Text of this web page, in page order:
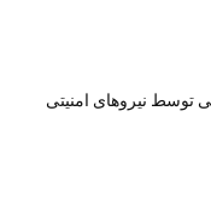
توسط نیروهای امنیتی